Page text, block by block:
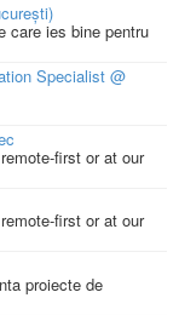
care ies bine pentru
Specialist @
first or at our
first or at our
proiecte de